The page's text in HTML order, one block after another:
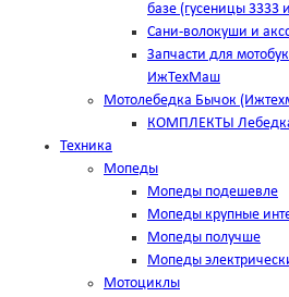
базе (гусеницы 3333
Сани-волокуши и
Запчасти для
ИжТехМаш
Мотолебедка Бычок
КОМПЛЕКТЫ
Техника
Мопеды
Мопеды подешевле
Мопеды крупные
Мопеды получше
Мопеды
Мотоциклы